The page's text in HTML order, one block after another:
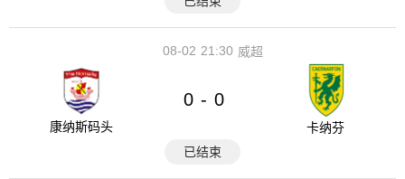
21:30
08-02 威超
康纳斯码头
0 - 0
卡纳芬
已结束